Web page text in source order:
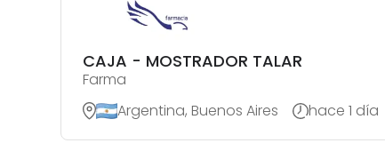
CAJA - MOSTRADOR TALAR
Farma
Argentina, Buenos Aires
hace 1 día